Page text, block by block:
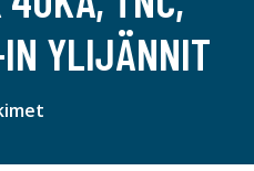
YLIJÄNNIT